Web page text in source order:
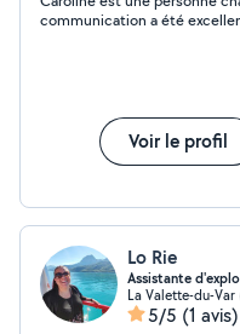
communication a été
Voir le profil
Lo Rie
Assistante
La Valette-du-Var
5/5 (1 avis)